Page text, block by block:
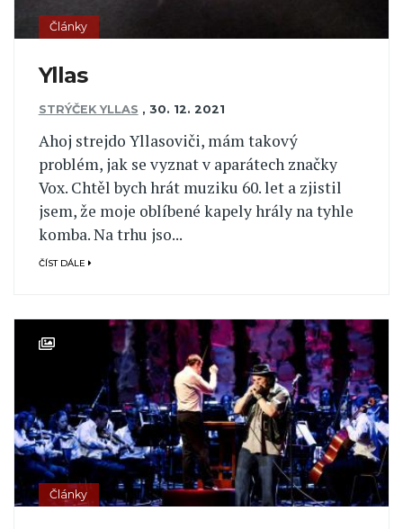
Články
Yllas
STRÝČEK YLLAS , 30. 12. 2021
Ahoj strejdo Yllasoviči, mám takový
problém, jak se vyznat v aparátech značky
Vox. Chtěl bych hrát muziku 60. let a zjistil
jsem, že moje oblíbené kapely hrály na tyhle
komba. Na trhu jso...
ČÍST DÁLE
Články